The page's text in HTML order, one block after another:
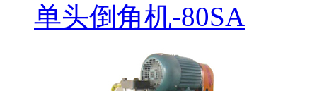
单头倒角机-80SA